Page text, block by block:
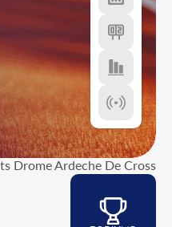
Drome Ardeche De Cross